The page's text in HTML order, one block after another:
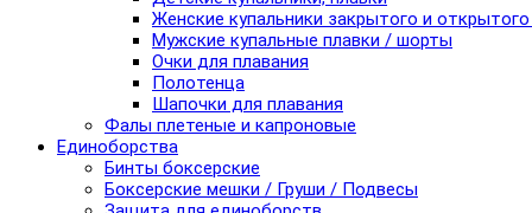
Женские купальники закрытого и
Мужские купальные плавки / шорты
Очки для плавания
Полотенца
Шапочки для плавания
Фалы плетеные и капроновые
Единоборства
Бинты боксерские
Боксерские мешки / Груши / Подвесы